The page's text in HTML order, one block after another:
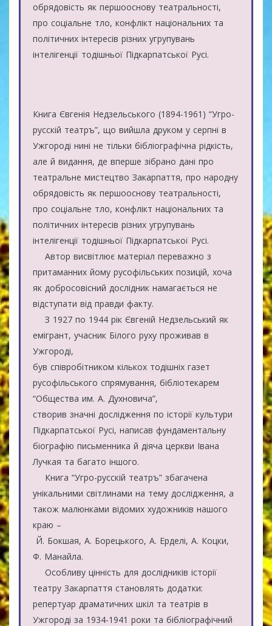
обрядовість як першооснову театральності,
про соціальне тло, конфлікт національних та
політичних інтересів різних угрупувань
інтелігенції тодішньої Підкарпатської Русі.
Книга Євгенія Недзельського (1894-1961) “Угро-
русскій театръ”, що вийшла друком у серпні в
Ужгороді нині не тільки бібліографічна рідкість,
але й видання, де вперше зібрано дані про
театральне мистецтво Закарпаття, про народну
обрядовість як першооснову театральності,
про соціальне тло, конфлікт національних та
політичних інтересів різних угрупувань
інтелігенції тодішньої Підкарпатської Русі.
Автор висвітлює матеріал переважно з
притаманних йому русофільських позицій, хоча
як добросовісний дослідник намагається не
відступати від правди факту.
З 1927 по 1944 рік Євгеній Недзельський як
емігрант, учасник Білого руху проживав в
Ужгороді,
був співробітником кількох тодішніх газет
русофільського спрямування, бібліотекарем
“Общества им. А. Духновича”,
створив значні дослідження по історії культури
Підкарпатської Русі, написав фундаментальну
біографію письменника й діяча церкви Івана
Лучкая та багато іншого.
Книга “Угро-русскій театръ” збагачена
унікальними світлинами на тему дослідження, а
також малюнками відомих художників нашого
краю –
Й. Бокшая, А. Борецького, А. Ерделі, А. Коцки,
Ф. Манайла.
Особливу цінність для дослідників історії
театру Закарпаття становлять додатки:
репертуар драматичних шкіл та театрів в
Ужгороді за 1934-1941 роки та бібліографічний